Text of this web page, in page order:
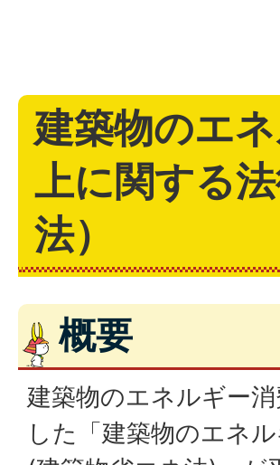
建築物のエ
上に関する
法）
概要
建築物のエネルギー
した「建築物のエネ